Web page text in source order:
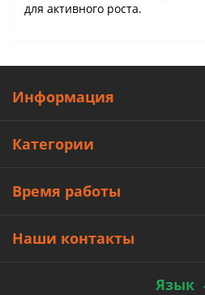
для активного роста.
Информация
Категории
Время работы
Наши контакты
Язык